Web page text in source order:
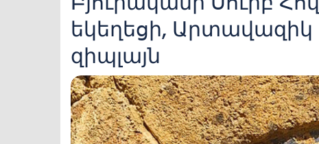
եկեղեցի, Արտավազիկ
զիպլայն